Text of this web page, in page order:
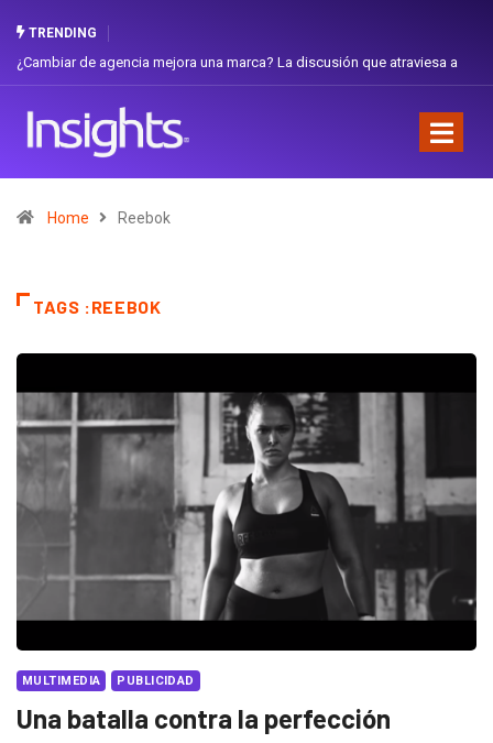
TRENDING
La discusión que atraviesa a
Gabriela Herrera y el arte de cambiarse el
Home Reebok
TAGS :REEBOK
MULTIMEDIA PUBLICIDAD
Una batalla contra la perfección